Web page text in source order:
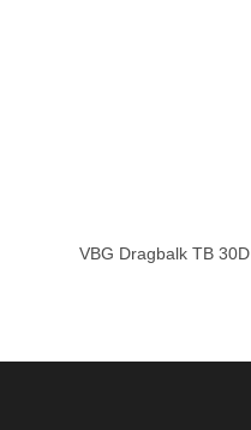
VBG Dragbalk TB 30D